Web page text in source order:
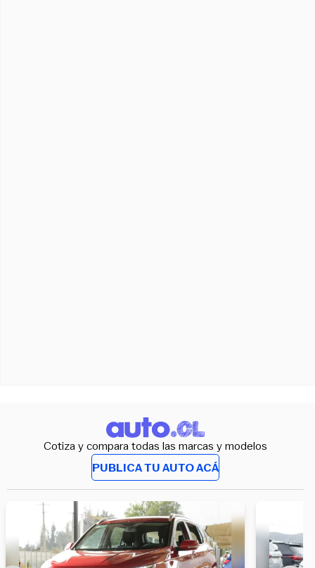
Cotiza y compara todas las marcas y modelos
PUBLICA TU AUTO ACÁ